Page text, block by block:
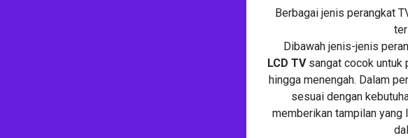
Berbagai jenis perangkat
Dibawah jenis-jenis
LCD TV sangat cocok untuk
hingga menengah. Dalam
sesuai dengan
memberikan tampilan yang